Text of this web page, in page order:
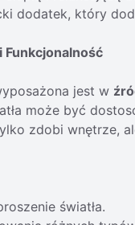
dodatek, który
Funkcjonalność
jest w
może być
zdobi wnętrze,
światła.